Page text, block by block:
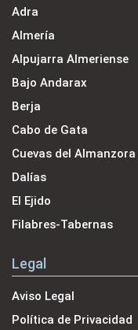
Adra
Almería
Alpujarra Almeriense
Bajo Andarax
Berja
Cabo de Gata
Cuevas del Almanzora
Dalías
El Ejido
Filabres-Tabernas
Legal
Aviso Legal
Política de Privacidad